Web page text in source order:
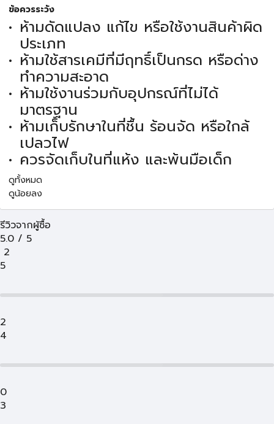
ข้อควรระวัง
ห้ามดัดแปลง แก้ไข หรือใช้งานสินค้าผิด
ประเภท
ห้ามใช้สารเคมีที่มีฤทธิ์เป็นกรด หรือด่าง
ทำความสะอาด
ห้ามใช้งานร่วมกับอุปกรณ์ที่ไม่ได้
มาตรฐาน
ห้ามเก็บรักษาในที่ชื้น ร้อนจัด หรือใกล้
เปลวไฟ
ควรจัดเก็บในที่แห้ง และพ้นมือเด็ก
ดูทั้งหมด
ดูน้อยลง
รีวิวจากผู้ซื้อ
5.0 / 5
2
5
2
4
0
3